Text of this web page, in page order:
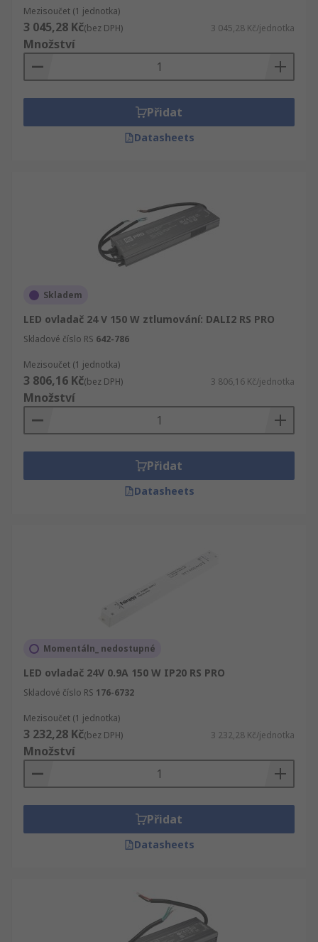
Mezisoučet (1 jednotka)
3 045,28 Kč(bez DPH) 3 045,28 Kč/jednotka
Množství
Přidat
Datasheets
Skladem
LED ovladač 24 V 150 W ztlumování: DALI2 RS PRO
Skladové číslo RS 642-786
Mezisoučet (1 jednotka)
3 806,16 Kč(bez DPH) 3 806,16 Kč/jednotka
Množství
Přidat
Datasheets
Momentáln_ nedostupné
LED ovladač 24V 0.9A 150 W IP20 RS PRO
Skladové číslo RS 176-6732
Mezisoučet (1 jednotka)
3 232,28 Kč(bez DPH) 3 232,28 Kč/jednotka
Množství
Přidat
Datasheets